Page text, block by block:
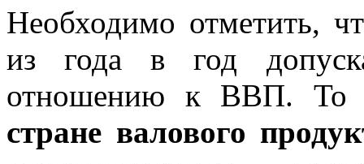
Необходимо отметить,
из года в год
отношению к ВВП. То
стране валового